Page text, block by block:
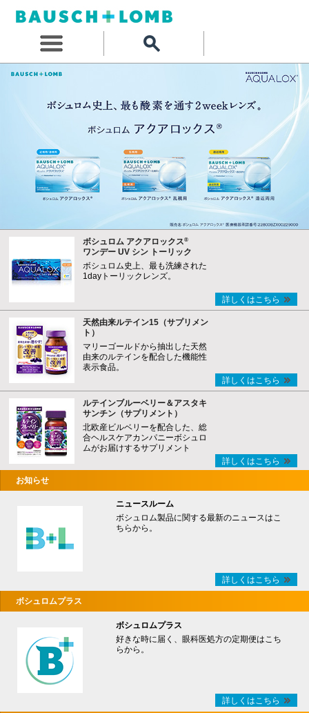
ボシュロム アクアロックス®
ワンデー UV シン トーリック
ボシュロム史上、最も洗練された
1dayトーリックレンズ。
詳しくはこちら
天然由来ルテイン15（サプリメン
ト）
マリーゴールドから抽出した天然
由来のルテインを配合した機能性
表示食品。
詳しくはこちら
ルテインブルーベリー＆アスタキ
サンチン（サプリメント）
北欧産ビルベリーを配合した、総
合ヘルスケアカンパニーボシュロ
ムがお届けするサプリメント
詳しくはこちら
お知らせ
ニュースルーム
ボシュロム製品に関する最新のニュースはこ
ちらから。
詳しくはこちら
ボシュロムプラス
ボシュロムプラス
好きな時に届く、眼科医処方の定期便はこち
らから。
詳しくはこちら